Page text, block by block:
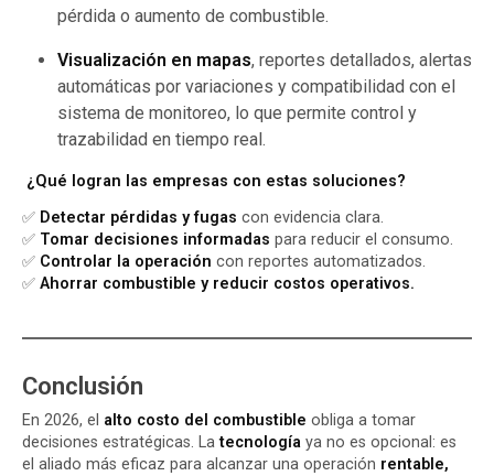
pérdida o aumento de combustible.
Visualización en mapas, reportes detallados, alertas
automáticas por variaciones y compatibilidad con el
sistema de monitoreo, lo que permite control y
trazabilidad en tiempo real.
¿Qué logran las empresas con estas soluciones?
✅ Detectar pérdidas y fugas con evidencia clara.
✅ Tomar decisiones informadas para reducir el consumo.
✅ Controlar la operación con reportes automatizados.
✅ Ahorrar combustible y reducir costos operativos.
Conclusión
En 2026, el alto costo del combustible obliga a tomar
decisiones estratégicas. Latecnología ya no es opcional: es
el aliado más eficaz para alcanzar una operación rentable,